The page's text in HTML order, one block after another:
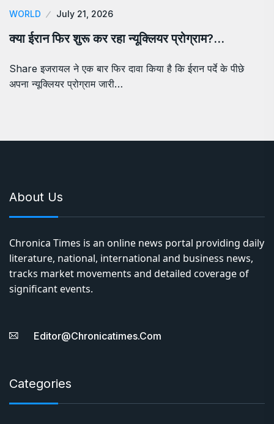
WORLD July 21, 2026
क्या ईरान फिर शुरू कर रहा न्यूक्लियर प्रोग्राम?…
Share इजरायल ने एक बार फिर दावा किया है कि ईरान पर्दे के पीछे
अपना न्यूक्लियर प्रोग्राम जारी…
About Us
Chronica Times is an online news portal providing daily
literature, national, international and business news,
tracks market movements and detailed coverage of
significant events.
Editor@chronicatimes.com
Categories